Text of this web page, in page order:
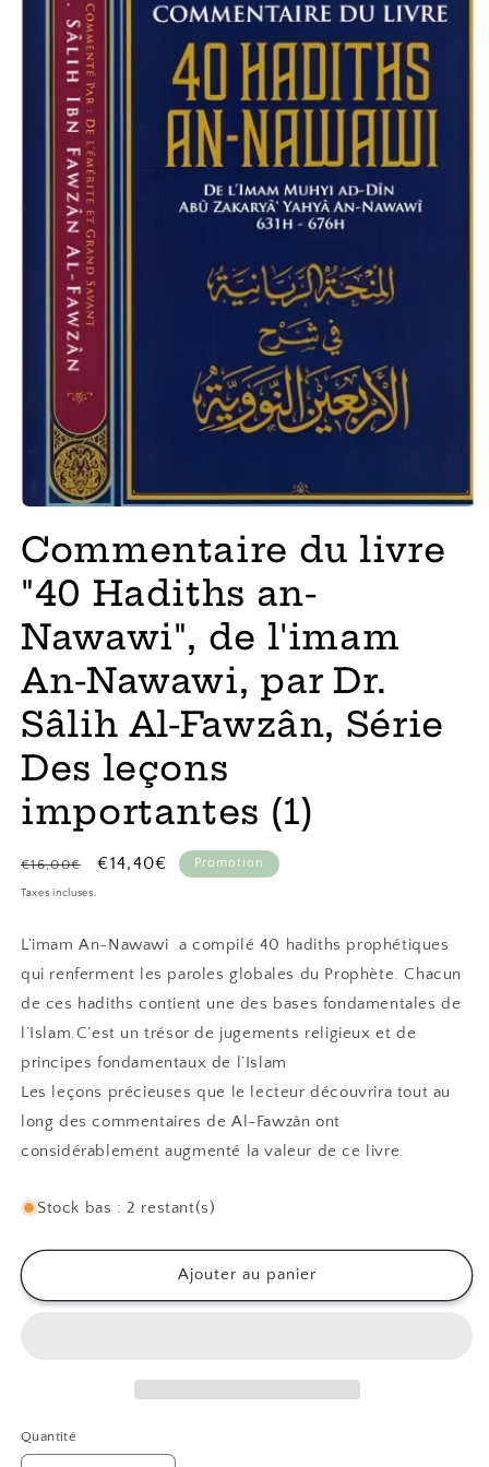
média
1
dans
une
modale
Commentaire du livre
"40 Hadiths an-
Nawawi", de l'imam
An-Nawawi, par Dr.
Sâlih Al-Fawzân, Série
Des leçons
importantes (1)
Prix
habituel
€16,00€
Prix
€14,40€ Promotion
Taxes incluses.
L’imam An-Nawawi a compilé 40 hadiths prophétiques
qui renferment les paroles globales du Prophète. Chacun
de ces hadiths contient une des bases fondamentales de
l’Islam.C’est un trésor de jugements religieux et de
principes fondamentaux de l’Islam
Les leçons précieuses que
le lecteur découvrira tout au
long des commentaires de Al-Fawzân ont
considérablement augmenté la valeur de ce livre.
Stock bas : 2 restant(s)
Ajouter au panier
Quantité
Quantité